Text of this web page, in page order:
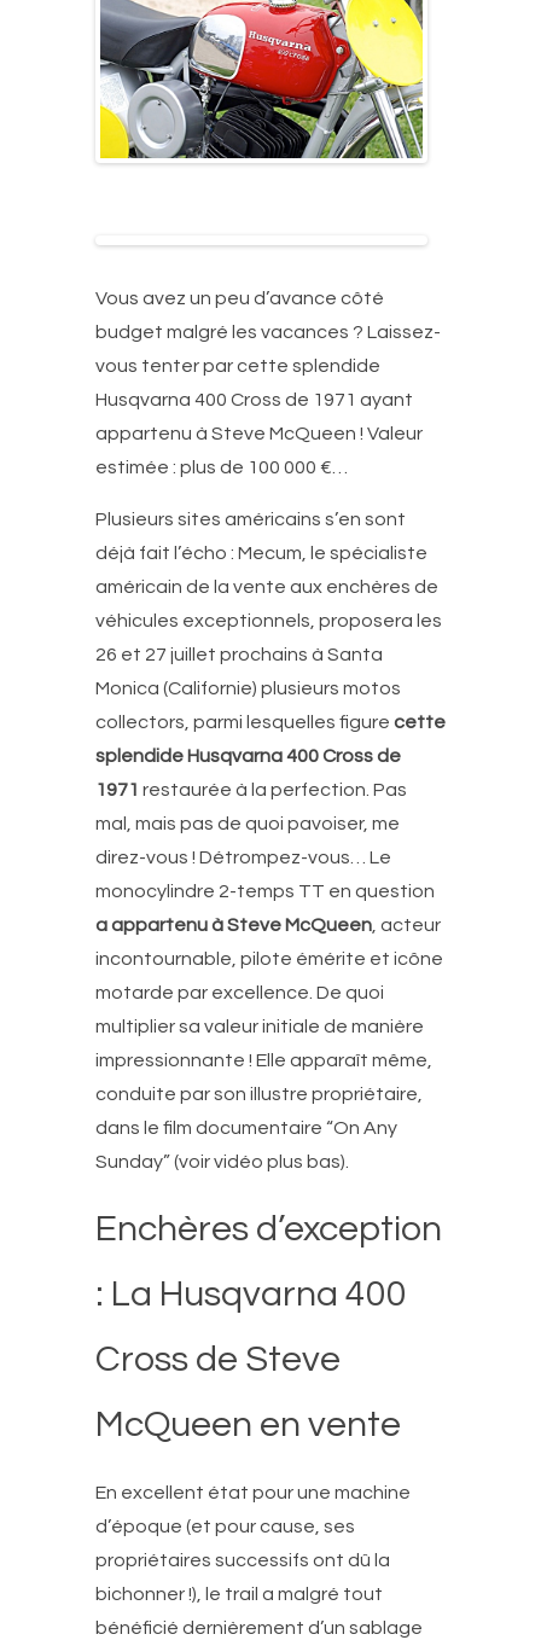
Vous avez un peu d’avance côté
budget malgré les vacances ? Laissez-
vous tenter par cette splendide
Husqvarna 400 Cross de 1971 ayant
appartenu à Steve McQueen ! Valeur
estimée : plus de 100 000 €…
Plusieurs sites américains s’en sont
déjà fait l’écho : Mecum, le spécialiste
américain de la vente aux enchères de
véhicules exceptionnels, proposera les
26 et 27 juillet prochains à Santa
Monica (Californie) plusieurs motos
collectors, parmi lesquelles figure cette
splendide Husqvarna 400 Cross de
1971 restaurée à la perfection. Pas
mal, mais pas de quoi pavoiser, me
direz-vous ! Détrompez-vous… Le
monocylindre 2-temps TT en question
a appartenu à Steve McQueen , acteur
incontournable, pilote émérite et icône
motarde par excellence. De quoi
multiplier sa valeur initiale de manière
impressionnante ! Elle apparaît même,
conduite par son illustre propriétaire,
dans le film documentaire “On Any
Sunday” (voir vidéo plus bas).
Enchères d’exception
: La Husqvarna 400
Cross de Steve
McQueen en vente
En excellent état pour une machine
d’époque (et pour cause, ses
propriétaires successifs ont dû la
bichonner !), le trail a malgré tout
bénéficié dernièrement d’un sablage